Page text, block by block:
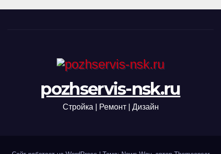
pozhservis-nsk.ru
Стройка | Ремонт | Дизайн